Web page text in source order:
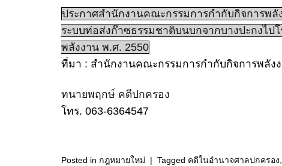
ประกาศสำนักงานคณะกรรมการกำกับกิจการพลั
ระบบท่อส่งก๊าซธรรมชาติบนบกจากบางปะกงไ
พลังงาน พ.ศ. 2550
ที่มา : สำนักงานคณะกรรมการกำกับกิจการพลัง
ทนายพฤกษ์ คดีปกครอง
โทร. 063-6364547
Posted in กฎหมายใหม่ | Tagged คดีในอำนาจศาลปกครอง,